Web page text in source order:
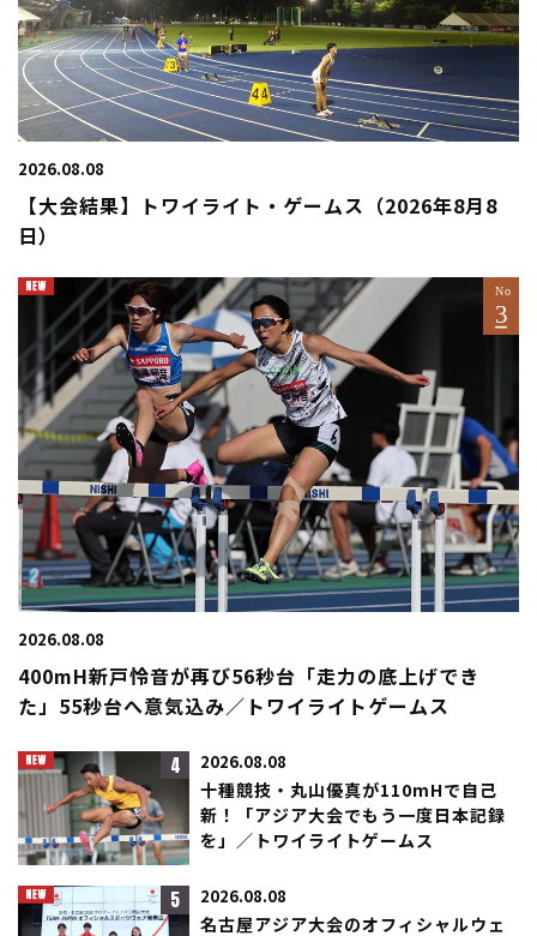
2026.08.08
【大会結果】トワイライト・ゲームス（2026年8月8
日）
2026.08.08
400mH新戸怜音が再び56秒台「走力の底上げでき
た」55秒台へ意気込み／トワイライトゲームス
4 2026.08.08
十種競技・丸山優真が110mHで自己
新！「アジア大会でもう一度日本記録
を」／トワイライトゲームス
5 2026.08.08
名古屋アジア大会のオフィシャルウェ